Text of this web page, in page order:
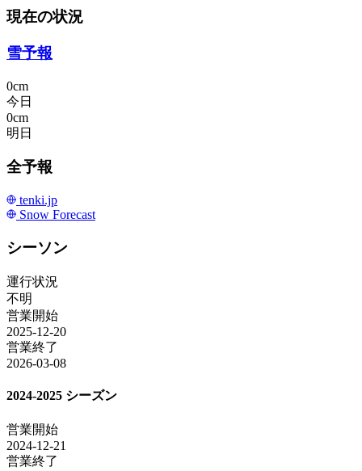
現在の状況
雪予報
0cm
今日
0cm
明日
全予報
tenki.jp
Snow Forecast
シーソン
運行状況
不明
営業開始
2025-12-20
営業終了
2026-03-08
2024-2025 シーズン
営業開始
2024-12-21
営業終了